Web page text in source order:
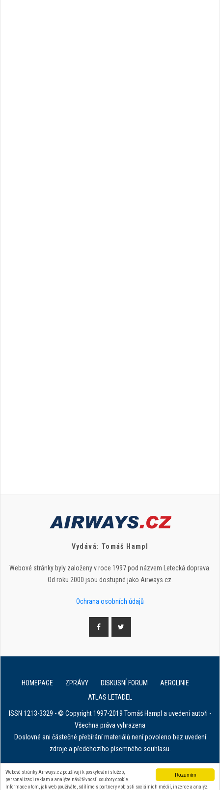
Rozumím
Webové stránky Airways.cz používají k poskytování služeb,
personalizaci reklam a analýze návštěvnosti soubory cookie.
Informace o tom, jak web používáte, sdílíme s partnery v oblasti sociálních médií, inzerce a analýz.
Vydává: Tomáš Hampl
Webové stránky byly založeny v roce 1997 pod názvem Letecká doprava.
Od roku 2000 jsou dostupné jako Airways.cz.
Ochrana osobních údajů
HOMEPAGE ZPRÁVY DISKUSNÍ FORUM
AEROLINIE
ATLAS LETADEL
ISSN 1213-3329 - © Copyright 1997-2019 Tomáš Hampl a uvedení autoři -
Všechna práva vyhrazena
Doslovné ani částečné přebírání materiálů není povoleno bez uvedení
zdroje a předchozího písemného souhlasu.
E. in ART for african IVF clinics
Zařízení na stahování dat z tachografu